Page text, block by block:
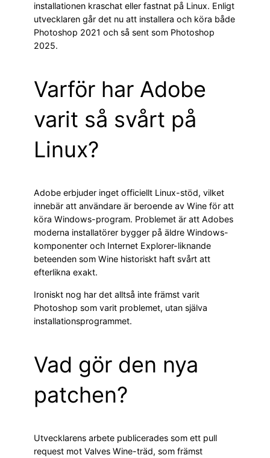
installationen kraschat eller fastnat på Linux. Enligt
utvecklaren går det nu att installera och köra både
Photoshop 2021 och så sent som Photoshop
2025.
Varför har Adobe
varit så svårt på
Linux?
Adobe erbjuder inget officiellt Linux-stöd, vilket
innebär att användare är beroende av Wine för att
köra Windows-program. Problemet är att Adobes
moderna installatörer bygger på äldre Windows-
komponenter och Internet Explorer-liknande
beteenden som Wine historiskt haft svårt att
efterlikna exakt.
Ironiskt nog har det alltså inte främst varit
Photoshop som varit problemet, utan själva
installationsprogrammet.
Vad gör den nya
patchen?
Utvecklarens arbete publicerades som ett pull
request mot Valves Wine-träd, som främst